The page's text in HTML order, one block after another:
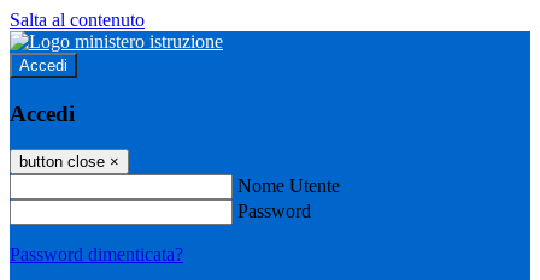
Salta al contenuto
Accedi
Accedi
button close ×
Nome Utente
Password
Password dimenticata?